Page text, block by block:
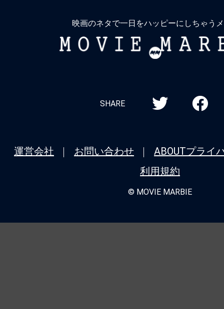
映画のネタで一日をハッピーにしちゃう
MOVIE
SHARE
運営会社 お問い合わせ ABOUTプライ
利用規約
© MOVIE MARBIE